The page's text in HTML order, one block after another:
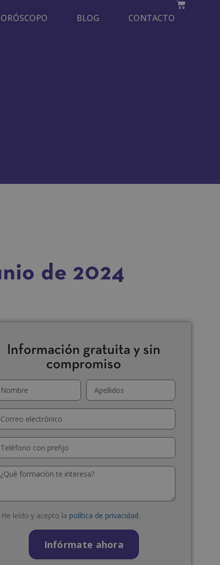
BLOG CONTACTO
de 2024
Información gratuita y sin
compromiso
He leído y acepto la política de privacidad.
Infórmate ahora